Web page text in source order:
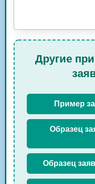
Другие
Пример
Образец
Образец